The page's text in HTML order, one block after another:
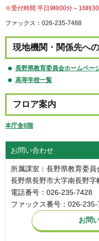
※受付時間 平日9時00分～16時
ファックス：026-235-7488
現地機関・関係先へ
長野県教育委員会ホームペー
高等学校一覧
フロア案内
本庁舎8階
お問い合わせ
所属課室：長野県教育委
長野県長野市大字南長野字
電話番号：026-235-7428
ファックス番号：026-235-